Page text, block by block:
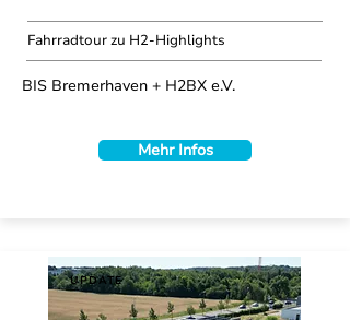
Fahrradtour zu H2-Highlights
BIS Bremerhaven + H2BX e.V.
Mehr Infos
UPDATE